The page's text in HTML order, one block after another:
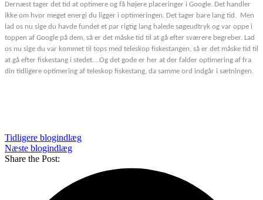
Dernæst tager det tid at optimere og få højere placeringer i Google. Det handler
ikke om hvor meget energi du ligger i optimeringen. Det tager bare lang tid. Men
lad os nu sige du havde fundet et par rigtig lang halede søgeudtryk og var oppe i
toppen af Google på dem, så er det måske tid til at gå efter sværere begreber. Lad
os nu sige du var kommet til tops med teleskop fiskestangen, så er det måske tid til
at gå efter fiskestang i stedet… Og det gode er her at der falder optimering af fra
din tidligere optimering af teleskop fiskestang, da samme ord indgår i sætningen.
Tidligere blogindlæg
Næste blogindlæg
Share the Post: